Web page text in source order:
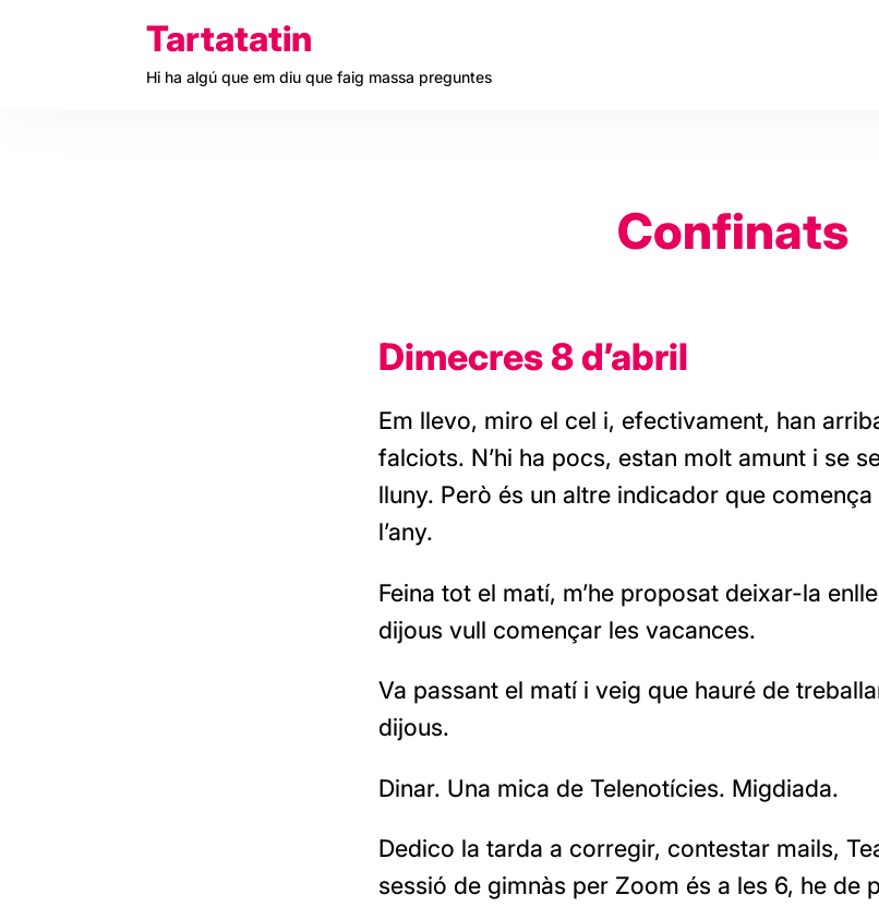
Tartatatin
Hi ha algú que em diu que faig massa preguntes
Confinats
Dimecres 8 d’abril
Em llevo, miro el cel i, efectivament, han
falciots. N’hi ha pocs, estan molt amunt i se
lluny. Però és un altre indicador que comença
l’any.
Feina tot el matí, m’he proposat deixar-la
dijous vull començar les vacances.
Va passant el matí i veig que hauré de
dijous.
Dinar. Una mica de Telenotícies. Migdiada.
Dedico la tarda a corregir, contestar mails,
sessió de gimnàs per Zoom és a les 6, he de